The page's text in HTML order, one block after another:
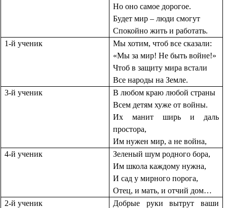
Но оно самое дорогое.
Будет мир – люди смогут
Спокойно жить и работать.
1-й ученик
Мы хотим, чтоб все сказали:
«Мы за мир! Не быть войне!»
Чтоб в защиту мира встали
Все народы на Земле.
3-й ученик
В любом краю любой страны
Всем детям хуже от войны.
Их манит ширь и даль
простора,
Им нужен мир, а не война,
4-й ученик
Зеленый шум родного бора,
Им школа каждому нужна,
И сад у мирного порога,
Отец, и мать, и отчий дом…
2-й ученик
Добрые руки вытрут ваши